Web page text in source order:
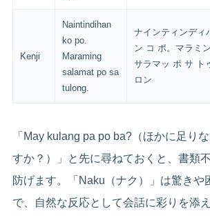
Kenji
Naintindihan
ko po.
Maraming
salamat po sa
tulong.
ナインティンディ
ン コ ポ。マラミン
サラマッ ポ サ ト
ロン
「May kulang pa po ba?（ほかに足り
すか？）」と先に尋ねておくと、書類
防げます。「Naku（ナク）」は驚きや
で、自然な反応として会話に彩りを添え